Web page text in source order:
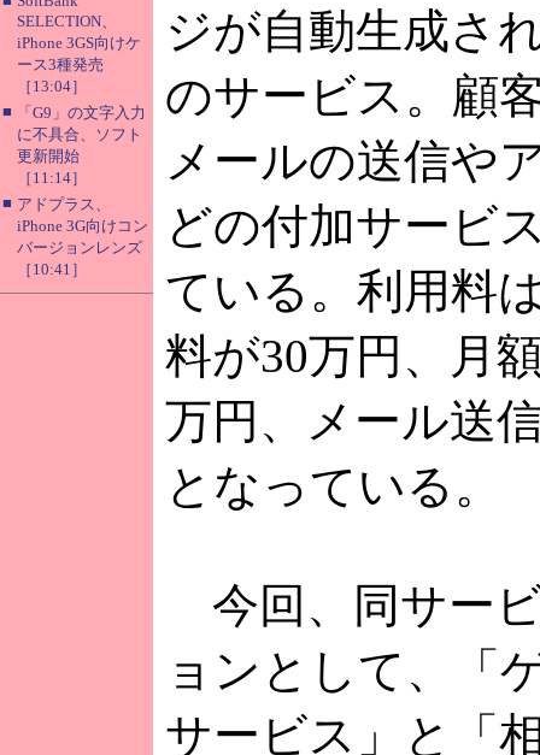
SELECTION、
iPhone 3GS向けケ
ース3種発売
［13:04］
■
「G9」の文字入力
に不具合、ソフト
更新開始
［11:14］
■ アドプラス、
iPhone 3G向けコン
バージョンレンズ
［10:41］
ジが自動生成さ
のサービス。顧
メールの送信や
どの付加サービ
ている。利用料
料が30万円、月
万円、メール送
となっている。
今回、同サー
ョンとして、「
サービス」と「